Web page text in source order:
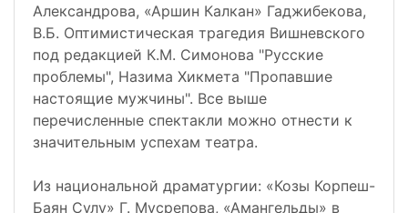
Александрова, «Аршин Калкан» Гаджибекова,
В.Б. Оптимистическая трагедия Вишневского
под редакцией К.М. Симонова "Русские
проблемы", Назима Хикмета "Пропавшие
настоящие мужчины". Все выше
перечисленные спектакли можно отнести к
значительным успехам театра.
Из национальной драматургии: «Козы Корпеш-
Баян Сулу» Г. Мусрепова, «Амангельды» в